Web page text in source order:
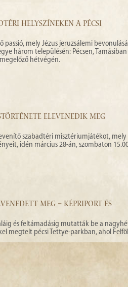
HELYSZÍNEKEN A PÉCSI
mely Jézus jeruzsálemi
három településén: Pécsen,
hétvégén.
ELEVENEDIK MEG
szabadtéri misztériumjátékot, mely
idén március 28-án, szombaton
MEG – KÉPRIPORT ÉS
és feltámadásig mutatták be a
megtelt pécsi Tettye-parkban, ahol